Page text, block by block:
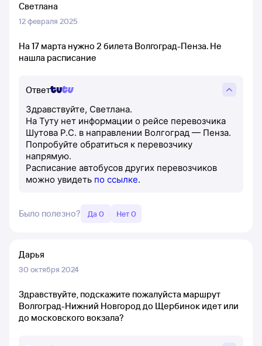
Светлана
12 февраля 2025
На 17 марта нужно 2 билета Волгоград-Пенза. Не
нашла расписание
Ответ
Здравствуйте, Светлана.
На Туту нет информации о рейсе перевозчика
Шутова Р.С. в направлении Волгоград — Пенза.
Попробуйте обратиться к перевозчику
напрямую.
Расписание автобусов других перевозчиков
можно увидеть по ссылке.
Было полезно? Да 0 Нет 0
Дарья
30 октября 2024
Здравствуйте, подскажите пожалуйста маршрут
Волгоград-Нижний Новгород до Щербинок идет или
до московского вокзала?